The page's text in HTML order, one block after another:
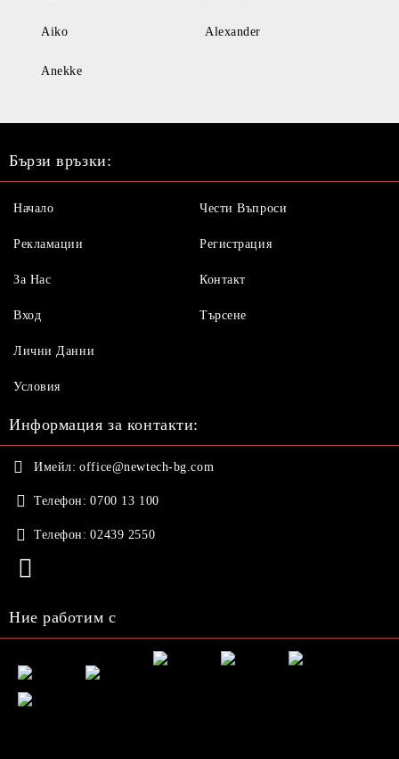
Aiko Alexander
Anekke
Бързи връзки:
Начало
Рекламации
За Нас
Вход
Чести Въпроси
Регистрация
Контакт
Търсене
Лични Данни
Условия
Информация за контакти:
Имейл: office@newtech-bg.com
Телефон: 0700 13 100
Телефон: 02439 2550
Ние работим с